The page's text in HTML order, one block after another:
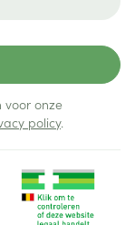
voor onze
policy.